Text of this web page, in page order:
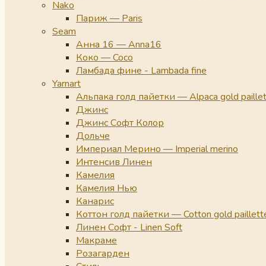
Nako
Париж — Paris
Seam
Анна 16 — Anna16
Коко — Coco
Ламбада фине - Lambada fine
Yarnart
Альпака голд пайетки — Alpaca gold
Джинс
Джинс Софт Колор
Дольче
Империал Мерино — Imperial merino
Интенсив Линен
Камелия
Камелия Нью
Канарис
Коттон голд пайетки — Cotton gold
Линен Софт - Linen Soft
Макраме
Розагарден